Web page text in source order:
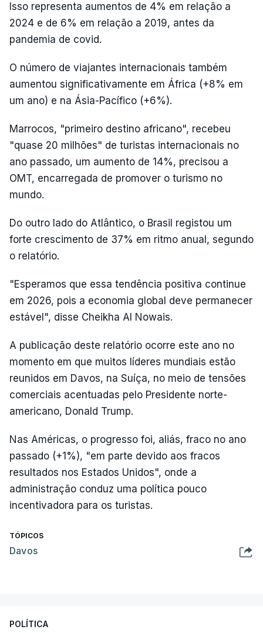
Isso representa aumentos de 4% em relação a
2024 e de 6% em relação a 2019, antes da
pandemia de covid.
O número de viajantes internacionais também
aumentou significativamente em África (+8% em
um ano) e na Ásia-Pacífico (+6%).
Marrocos, "primeiro destino africano", recebeu
"quase 20 milhões" de turistas internacionais no
ano passado, um aumento de 14%, precisou a
OMT, encarregada de promover o turismo no
mundo.
Do outro lado do Atlântico, o Brasil registou um
forte crescimento de 37% em ritmo anual, segundo
o relatório.
"Esperamos que essa tendência positiva continue
em 2026, pois a economia global deve permanecer
estável", disse Cheikha Al Nowais.
A publicação deste relatório ocorre este ano no
momento em que muitos líderes mundiais estão
reunidos em Davos, na Suíça, no meio de tensões
comerciais acentuadas pelo Presidente norte-
americano, Donald Trump.
Nas Américas, o progresso foi, aliás, fraco no ano
passado (+1%), "em parte devido aos fracos
resultados nos Estados Unidos", onde a
administração conduz uma política pouco
incentivadora para os turistas.
TÓPICOS
Davos
POLÍTICA